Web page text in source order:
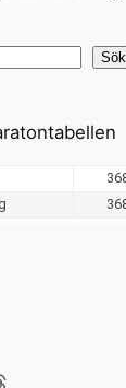
Sök